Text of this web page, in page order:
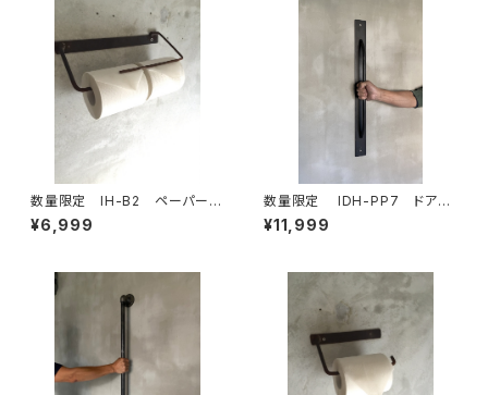
数量限定 IH-B2 ペーパーホ
ルダー キッチンペーパー トイレ
ットペーパー アイアン ビス付
¥6,999
数量限定 IDH-PP7 ドアノ
ブ 70cm 取手 ドアハンド
ル アイアン インダストリア
¥11,999